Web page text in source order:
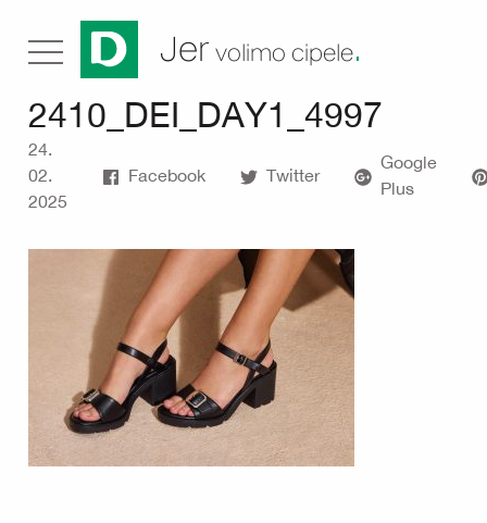
Jer volimo cipele.
2410_DEI_DAY1_4997
24.
02.
2025
Facebook Twitter
Google
Plus